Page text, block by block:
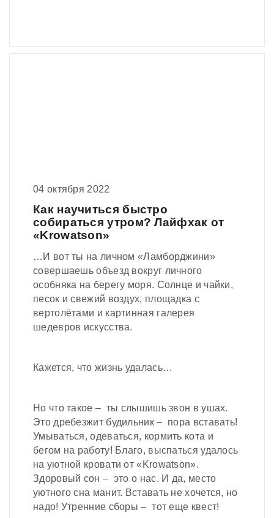
04 октября 2022
Как научиться быстро
собираться утром? Лайфхак от
«Krowatson»
…И вот ты на личном «Ламборджини»
совершаешь объезд вокруг личного
особняка на берегу моря. Солнце и чайки,
песок и свежий воздух, площадка с
вертолётами и картинная галерея
шедевров искусства.
Кажется, что жизнь удалась…
Но что такое – ты слышишь звон в ушах.
Это дребезжит будильник – пора вставать!
Умываться, одеваться, кормить кота и
бегом на работу! Благо, выспаться удалось
на уютной кровати от «Krowatson».
Здоровый сон – это о нас. И да, место
уютного сна манит. Вставать не хочется, но
надо! Утренние сборы – тот еще квест!